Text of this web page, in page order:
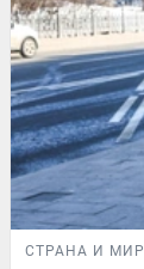
СТРАНА И МИР